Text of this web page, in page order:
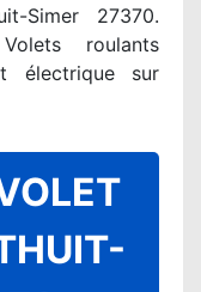
Simer 27370.
roulants
électrique sur